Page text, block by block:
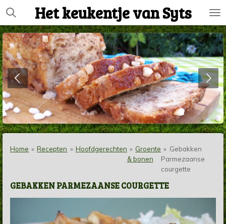
Ga
direct
naar
de
hoofdinhoud
Het keukentje van Syts
Home » Recepten » Hoofdgerechten » Groente
& bonen
» Gebakken
Parmezaanse
courgette
GEBAKKEN PARMEZAANSE COURGETTE